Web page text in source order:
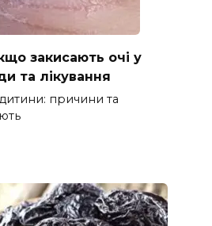
закисають очі у
та лікування
причини та